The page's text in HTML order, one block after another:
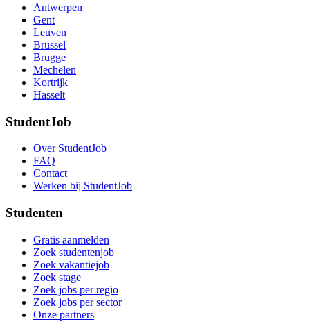
Antwerpen
Gent
Leuven
Brussel
Brugge
Mechelen
Kortrijk
Hasselt
StudentJob
Over StudentJob
FAQ
Contact
Werken bij StudentJob
Studenten
Gratis aanmelden
Zoek studentenjob
Zoek vakantiejob
Zoek stage
Zoek jobs per regio
Zoek jobs per sector
Onze partners